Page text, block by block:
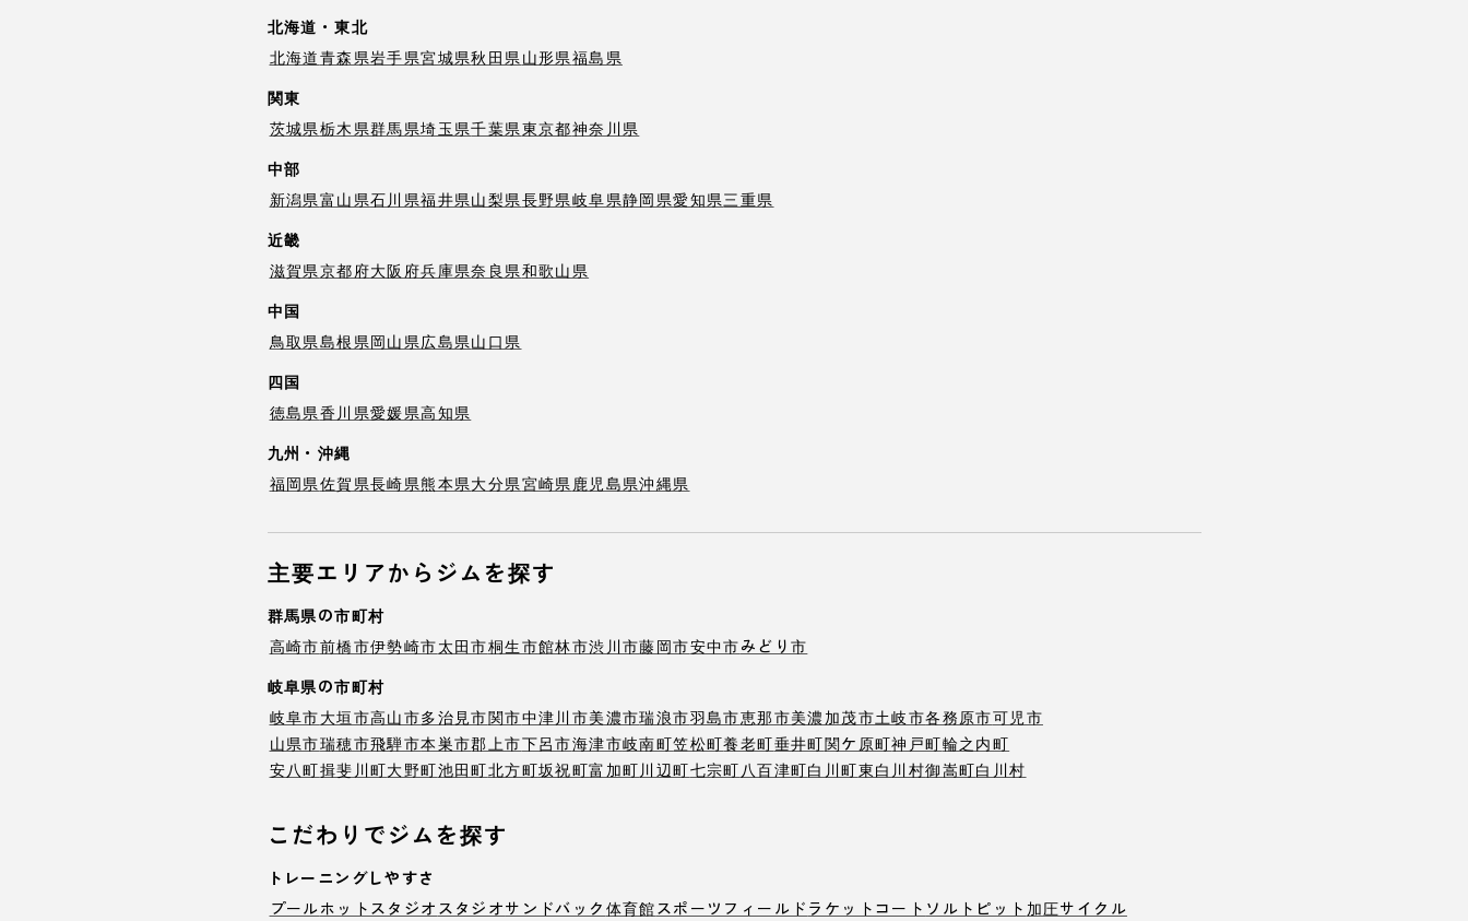
北海道・東北
北海道青森県岩手県宮城県秋田県山形県福島県
関東
茨城県栃木県群馬県埼玉県千葉県東京都神奈川県
中部
新潟県富山県石川県福井県山梨県長野県岐阜県静岡県愛知県三重県
近畿
滋賀県京都府大阪府兵庫県奈良県和歌山県
中国
鳥取県島根県岡山県広島県山口県
四国
徳島県香川県愛媛県高知県
九州・沖縄
福岡県佐賀県長崎県熊本県大分県宮崎県鹿児島県沖縄県
主要エリアからジムを探す
群馬県の市町村
高崎市前橋市伊勢崎市太田市桐生市館林市渋川市藤岡市安中市みどり市
岐阜県の市町村
岐阜市大垣市高山市多治見市関市中津川市美濃市瑞浪市羽島市恵那市美濃加茂市土岐市各務原市可児市
山県市瑞穂市飛騨市本巣市郡上市下呂市海津市岐南町笠松町養老町垂井町関ケ原町神戸町輪之内町
安八町揖斐川町大野町池田町北方町坂祝町富加町川辺町七宗町 八百津町白川町東白川村御嵩町白川村
こだわりでジムを探す
トレーニングしやすさ
プールホットスタジオ スタジオサンドバック 体育館スポーツフィールド ラケットコート ソルトピット 加圧サイクル